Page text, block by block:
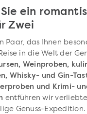
ein
Zwei
Paar, das Ihnen
in die Welt der
Weinproben,
Whisky- und Gin-
und Krimi-
entführen wir
Genuss-Expedition.